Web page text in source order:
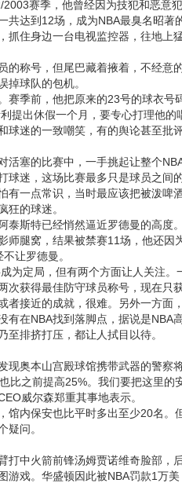
赛季，他曾经因为技犯和恶意
共达到12场，成为NBA最臭名昭著
抓住身边一台电视监控器，往地上
称号，但尾巴藏着掖着，不经意
球队的包机。
季前，他把原来的23号的球衣号
提出休假一个月，要专心打理他的
球迷的一致嘲笑，有的舆论甚至批
塞的比赛中，一手挑起让整个
球迷，这场比赛最多只是球员之间
有一点常识，当时最应该把被泼啤
狂的球迷。
斯特已经悄然逼近罗德曼的高度
师腿窝，结果被禁赛11场，他还因
让罗德曼。
定局，但有两个方面让人关注。
次获得最佳防守球员称号，现在只
者接近的成就，很难。另外一方面
有在NBA找到落脚点，据说是NBA
排挤打压，都让人拭目以待。
奥本山宫殿球馆携带武器的警察
比之前提高25%。我们要把这里的
威尔森郑重其事地表示。
内保安也比平时多出至少20名。
疑问。
中火箭前锋汤姆贾诺维奇脸部，
游戏。华盛顿因此被NBA罚款1万美